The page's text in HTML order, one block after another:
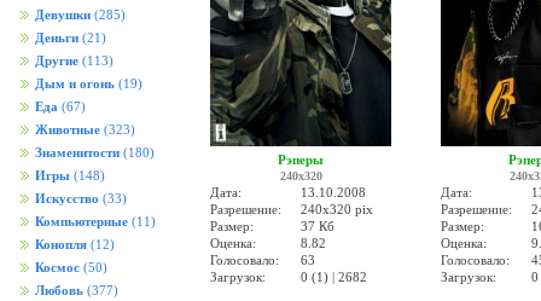
Девушки (285)
Деньги (21)
Другие (113)
Дым и огонь (19)
Еда (67)
Животные (323)
Знаменитости (180)
Игры (148)
Искусство (33)
Компьютерные (11)
Конопля (12)
Космос (50)
Любовь (377)
Рэперы
240x320
Дата:
13.10.2008
Разрешение:
240x320 pix
Размер:
37 Кб
Оценка:
8.82
Голосовало:
63
Загрузок:
0 (1) | 2682
Дата:
Разрешение:
Размер:
Оценка:
Голосовало:
Загрузок:
0